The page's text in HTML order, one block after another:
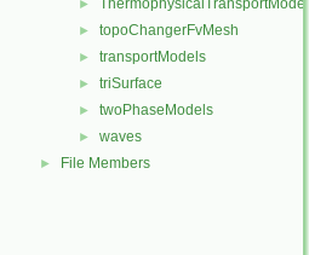
► ThermophysicalTransportModels
► topoChangerFvMesh
► transportModels
► triSurface
► twoPhaseModels
► waves
► File Members